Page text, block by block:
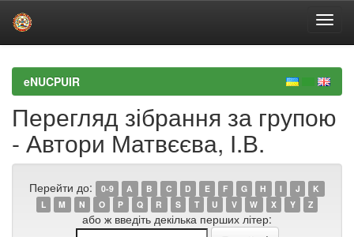
navigationeNUCPUIR
Перегляд зібрання за групою
- Автори Матвєєва, І.В.
Перейти до: 0-9 A B C D E F G H I J
K
L
M N O P Q R S T U V W X Y Z
або ж введіть декілька перших літер: